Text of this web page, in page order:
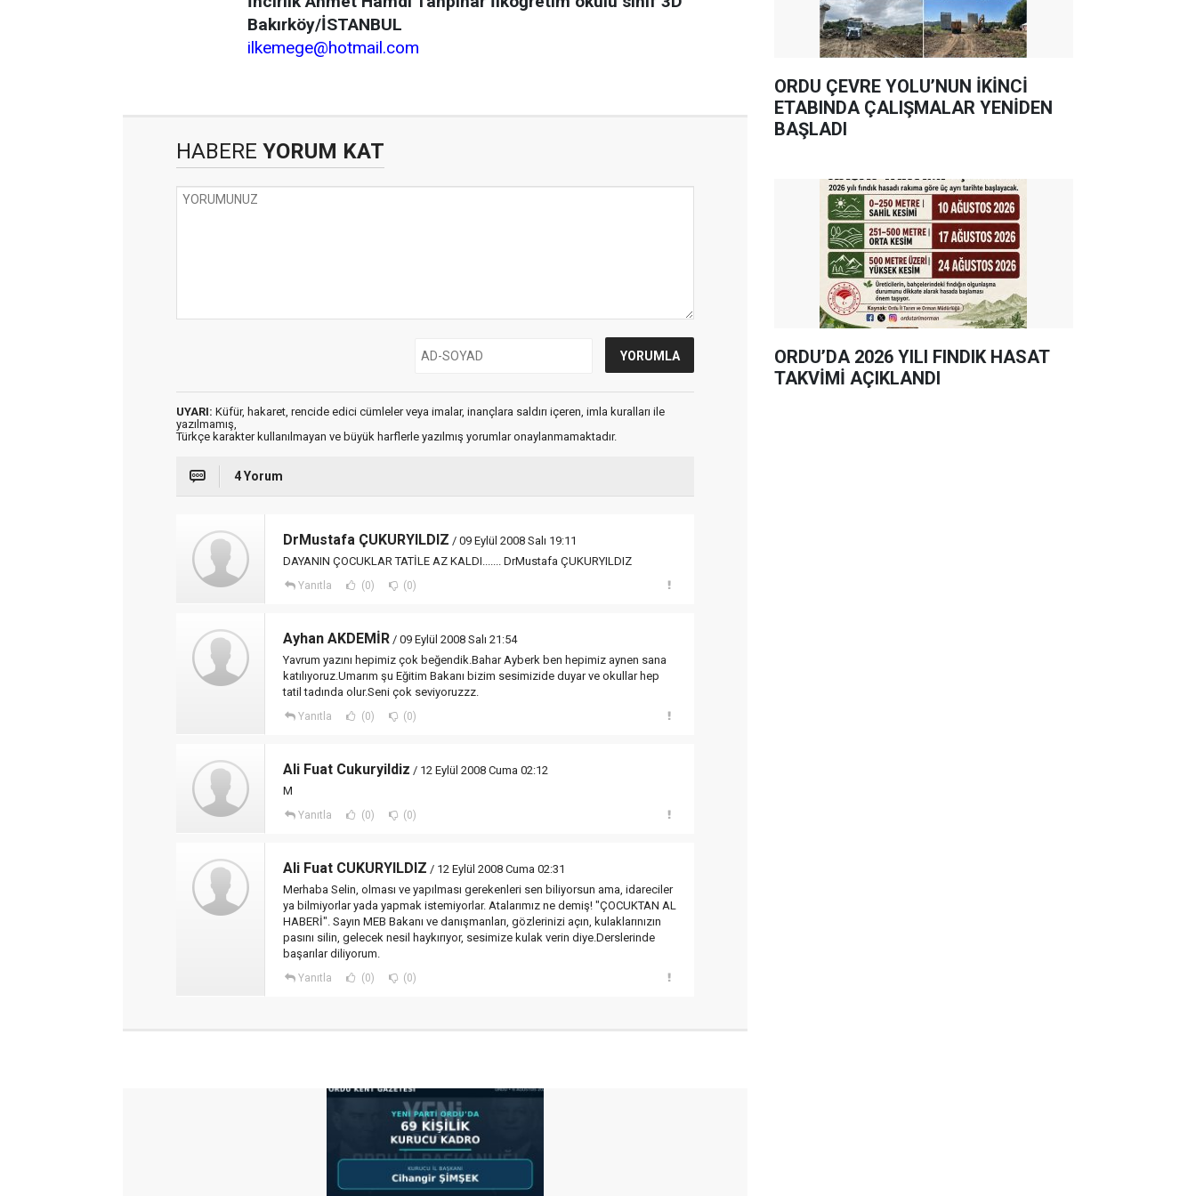
Bakırköy/İSTANBUL
ilkemege@hotmail.com
HABERE YORUM KAT
UYARI: Küfür, hakaret, rencide edici cümleler veya imalar, inançlara saldırı içeren, imla kuralları ile
yazılmamış,
Türkçe karakter kullanılmayan ve büyük harflerle yazılmış yorumlar onaylanmamaktadır.
4 Yorum
DrMustafa ÇUKURYILDIZ / 09 Eylül 2008 Salı 19:11
DAYANIN ÇOCUKLAR TATİLE AZ KALDI....... DrMustafa ÇUKURYILDIZ
Yanıtla (0) (0)
Ayhan AKDEMİR / 09 Eylül 2008 Salı 21:54
Yavrum yazını hepimiz çok beğendik.Bahar Ayberk ben hepimiz aynen sana
katılıyoruz.Umarım şu Eğitim Bakanı bizim sesimizide duyar ve okullar hep
tatil tadında olur.Seni çok seviyoruzzz.
Yanıtla (0) (0)
Ali Fuat Cukuryildiz / 12 Eylül 2008 Cuma 02:12
M
Yanıtla (0) (0)
Ali Fuat CUKURYILDIZ / 12 Eylül 2008 Cuma 02:31
Merhaba Selin, olması ve yapılması gerekenleri sen biliyorsun ama, idareciler
ya bilmiyorlar yada yapmak istemiyorlar. Atalarımız ne demiş! "ÇOCUKTAN AL
HABERİ". Sayın MEB Bakanı ve danışmanları, gözlerinizi açın, kulaklarınızın
pasını silin, gelecek nesil haykırıyor, sesimize kulak verin diye.Derslerinde
başarılar diliyorum.
Yanıtla (0) (0)
ORDU ÇEVRE YOLU’NUN İKİNCİ
ETABINDA ÇALIŞMALAR YENİDEN
BAŞLADI
ORDU’DA 2026 YILI FINDIK HASAT
TAKVİMİ AÇIKLANDI